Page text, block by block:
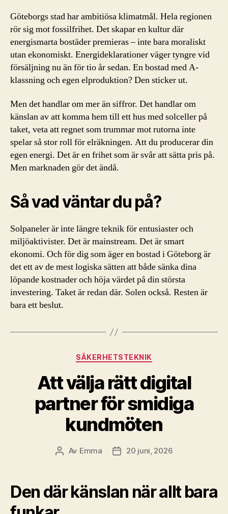
Göteborgs stad har ambitiösa klimatmål. Hela regionen
rör sig mot fossilfrihet. Det skapar en kultur där
energismarta bostäder premieras – inte bara moraliskt
utan ekonomiskt. Energideklarationer väger tyngre vid
försäljning nu än för tio år sedan. En bostad med A-
klassning och egen elproduktion? Den sticker ut.
Men det handlar om mer än siffror. Det handlar om
känslan av att komma hem till ett hus med solceller på
taket, veta att regnet som trummar mot rutorna inte
spelar så stor roll för elräkningen. Att du producerar din
egen energi. Det är en frihet som är svår att sätta pris på.
Men marknaden gör det ändå.
Så vad väntar du på?
Solpaneler är inte längre teknik för entusiaster och
miljöaktivister. Det är mainstream. Det är smart
ekonomi. Och för dig som äger en bostad i Göteborg är
det ett av de mest logiska sätten att både sänka dina
löpande kostnader och höja värdet på din största
investering. Taket är redan där. Solen också. Resten är
bara ett beslut.
Kategorier
SÄKERHETSTEKNIK
Att välja rätt digital
partner för smidiga
kundmöten
Inläggsförfattare
Av Emma Inläggsdatum
20 juni, 2026
Den där känslan när allt bara